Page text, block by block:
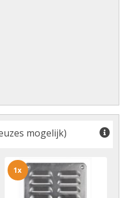
mogelijk)
1x